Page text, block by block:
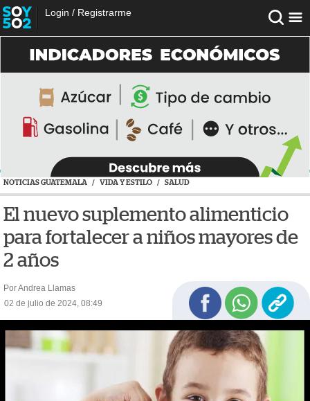
Login / Registrarme
NOTICIAS GUATEMALA / VIDA Y ESTILO / SALUD
El nuevo suplemento alimenticio
para fortalecer a niños mayores de
2 años
Por Andrea Llamas
02 de julio de 2024, 08:49